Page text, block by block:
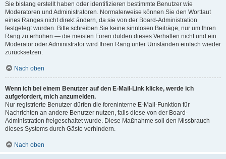
Sie bislang erstellt haben oder identifizieren bestimmte Benutzer wie
Moderatoren und Administratoren. Normalerweise können Sie den Wortlaut
eines Ranges nicht direkt ändern, da sie von der Board-Administration
festgelegt wurden. Bitte schreiben Sie keine sinnlosen Beiträge, nur um Ihren
Rang zu erhöhen — die meisten Foren dulden dieses Verhalten nicht und ein
Moderator oder Administrator wird Ihren Rang unter Umständen einfach wieder
zurücksetzen.
Nach oben
Wenn ich bei einem Benutzer auf den E-Mail-Link klicke, werde ich
aufgefordert, mich anzumelden.
Nur registrierte Benutzer dürfen die foreninterne E-Mail-Funktion für
Nachrichten an andere Benutzer nutzen, falls diese von der Board-
Administration freigeschaltet wurde. Diese Maßnahme soll den Missbrauch
dieses Systems durch Gäste verhindern.
Nach oben